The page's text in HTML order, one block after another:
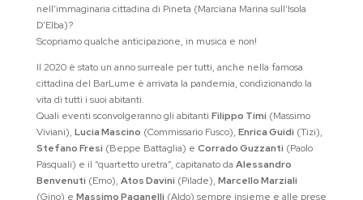
nell’immaginaria cittadina di Pineta (Marciana Marina sull’Isola
D’Elba)?
Scopriamo qualche anticipazione, in musica e non!
Il 2020 è stato un anno surreale per tutti, anche nella famosa
cittadina del BarLume è arrivata la pandemia, condizionando la
vita di tutti i suoi abitanti.
Quali eventi sconvolgeranno gli abitanti Filippo Timi (Massimo
Viviani), Lucia Mascino (Commissario Fusco), Enrica Guidi (Tizi),
Stefano Fresi (Beppe Battaglia) e Corrado Guzzanti (Paolo
Pasquali) e il “quartetto uretra”, capitanato da Alessandro
Benvenuti (Emo), Atos Davini (Pilade), Marcello Marziali
(Gino) e Massimo Paganelli (Aldo) sempre insieme e alle prese